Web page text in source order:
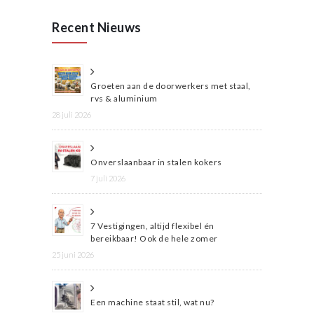
Recent Nieuws
Groeten aan de doorwerkers met staal,
rvs & aluminium
28 juli 2026
Onverslaanbaar in stalen kokers
7 juli 2026
7 Vestigingen, altijd flexibel én
bereikbaar! Ook de hele zomer
25 juni 2026
Een machine staat stil, wat nu?